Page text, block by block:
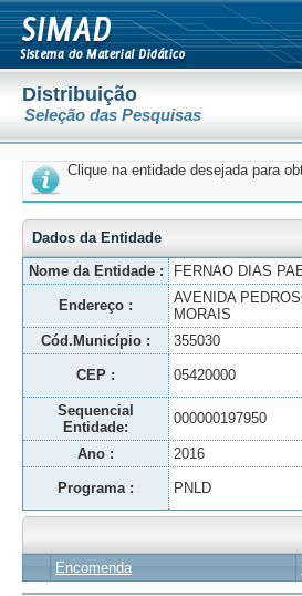
Distribuição
Seleção das Pesquisas
Clique na entidade desejada para
Dados da Entidade
Nome da Entidade :
FERNAO DIAS
Endereço :
AVENIDA
MORAIS
Cód.Município : 355030
CEP : 05420000
Sequencial
Entidade:
000000197950
Ano : 2016
Programa : PNLD
Encomenda